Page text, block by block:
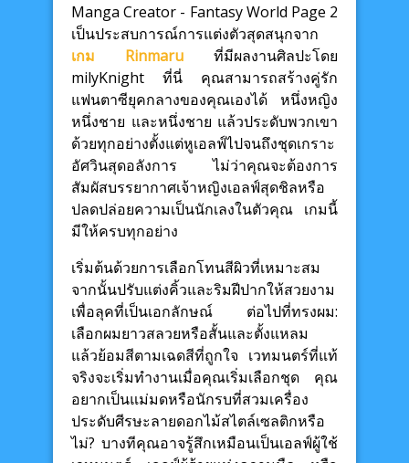
Manga Creator - Fantasy World Page 2
เป็นประสบการณ์การแต่งตัวสุดสนุกจาก
เกม Rinmaru ที่มีผลงานศิลปะโดย
milyKnight ที่นี่ คุณสามารถสร้างคู่รัก
แฟนตาซียุคกลางของคุณเองได้ หนึ่งหญิง
หนึ่งชาย และหนึ่งชาย แล้วประดับพวกเขา
ด้วยทุกอย่างตั้งแต่หูเอลฟ์ไปจนถึงชุดเกราะ
อัศวินสุดอลังการ ไม่ว่าคุณจะต้องการ
สัมผัสบรรยากาศเจ้าหญิงเอลฟ์สุดชิลหรือ
ปลดปล่อยความเป็นนักเลงในตัวคุณ เกมนี้
มีให้ครบทุกอย่าง
เริ่มต้นด้วยการเลือกโทนสีผิวที่เหมาะสม
จากนั้นปรับแต่งคิ้วและริมฝีปากให้สวยงาม
เพื่อลุคที่เป็นเอกลักษณ์ ต่อไปที่ทรงผม:
เลือกผมยาวสลวยหรือสั้นและตั้งแหลม
แล้วย้อมสีตามเฉดสีที่ถูกใจ เวทมนตร์ที่แท้
จริงจะเริ่มทำงานเมื่อคุณเริ่มเลือกชุด คุณ
อยากเป็นแม่มดหรือนักรบที่สวมเครื่อง
ประดับศีรษะลายดอกไม้สไตล์เซลติกหรือ
ไม่? บางทีคุณอาจรู้สึกเหมือนเป็นเอลฟ์ผู้ใช้